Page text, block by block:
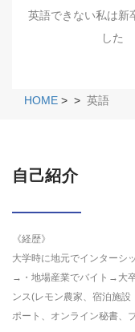
英語できない私は新
した
HOME > > 英語
自己紹介
《経歴》
大学時に地元でインター
→・地場産業でバイト→大
ンス(レモン農家、宿泊施
ポート、オンライン秘書、